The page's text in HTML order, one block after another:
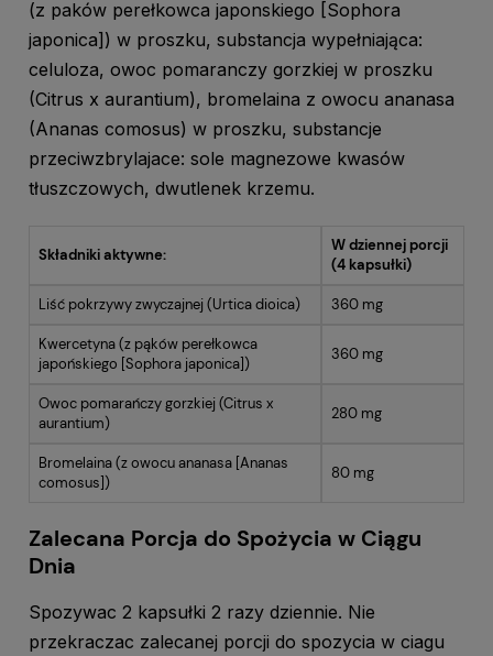
(z paków perełkowca japonskiego [Sophora
japonica]) w proszku, substancja wypełniająca:
celuloza, owoc pomaranczy gorzkiej w proszku
(Citrus x aurantium), bromelaina z owocu ananasa
(Ananas comosus) w proszku, substancje
przeciwzbrylajace: sole magnezowe kwasów
tłuszczowych, dwutlenek krzemu.
Składniki aktywne:
W dziennej porcji
(4 kapsułki)
Liść pokrzywy zwyczajnej (Urtica dioica) 360 mg
Kwercetyna (z pąków perełkowca
japońskiego [Sophora japonica])
360 mg
Owoc pomarańczy gorzkiej (Citrus x
aurantium)
280 mg
Bromelaina (z owocu ananasa [Ananas
comosus])
80 mg
Zalecana Porcja do Spożycia w Ciągu
Dnia
Spozywac 2 kapsułki 2 razy dziennie. Nie
przekraczac zalecanej porcji do spozycia w ciagu